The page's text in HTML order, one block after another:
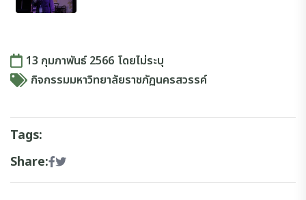
13 กุมภาพันธ์ 2566 โดยไม่ระบุ
กิจกรรมมหาวิทยาลัยราชภัฏนครสวรรค์
Tags:
Share: